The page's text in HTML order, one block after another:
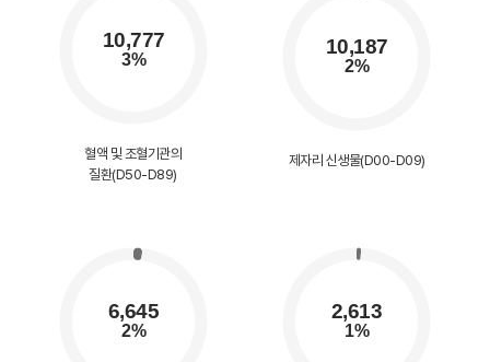
혈액 및 조혈기관의
질환(D50-D89)
제자리 신생물(D00-D09)